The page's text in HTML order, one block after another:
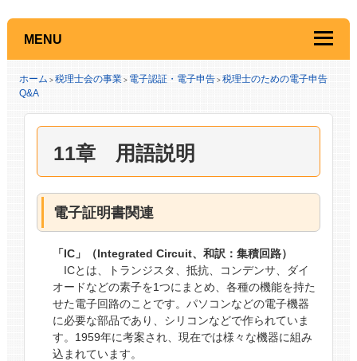
MENU
ホーム > 税理士会の事業> 電子認証・電子申告> 税理士のための電子申告
Q&A
11章 用語説明
電子証明書関連
「IC」（Integrated Circuit、和訳：集積回路）
ICとは、トランジスタ、抵抗、コンデンサ、ダイ
オードなどの素子を1つにまとめ、各種の機能を持た
せた電子回路のことです。パソコンなどの電子機器
に必要な部品であり、シリコンなどで作られていま
す。1959年に考案され、現在では様々な機器に組み
込まれています。